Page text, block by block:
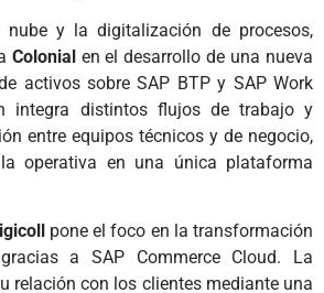
y la digitalización de procesos,
Colonialen el desarrollo de una nueva
activos sobre SAP BTP y SAP Work
integra distintos flujos de trabajo y
entre equipos técnicos y de negocio,
operativa en una única plataforma
pone el foco en la transformación
a SAP Commerce Cloud. La
relación con los clientes mediante una